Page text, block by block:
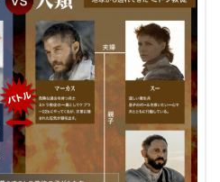
マザーに襲い掛かる！
の出産シーン
の涙の決断
ち側”とは？
ーカスはどうなった？
ブス / 神なき惑星 シーズン1』
・ネタバレ感想まとめ